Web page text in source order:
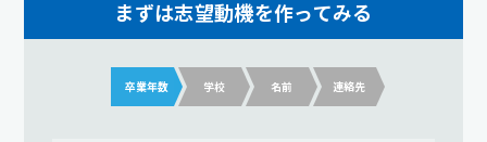
まずは志望動機を作ってみる
卒業年数 学校 名前 連絡先